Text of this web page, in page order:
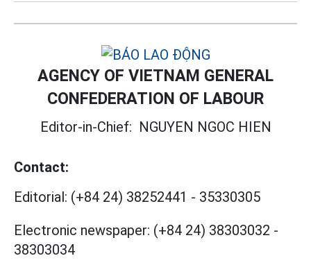
AGENCY OF VIETNAM GENERAL
CONFEDERATION OF LABOUR
Editor-in-Chief: NGUYEN NGOC HIEN
Contact:
Editorial: (+84 24) 38252441 - 35330305
Electronic newspaper: (+84 24) 38303032 -
38303034